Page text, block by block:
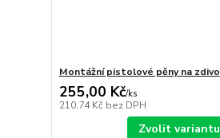
Montážní pistolové pěny na zdivo
255,00 Kč/ks
210,74 Kč bez DPH
Zvolit variantu